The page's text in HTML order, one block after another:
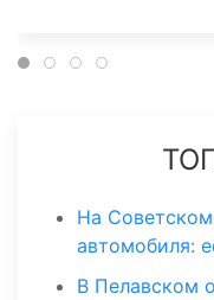
На Советском
автомобиля:
В Пелавском